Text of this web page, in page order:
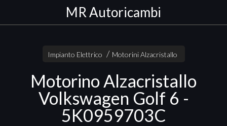
MR Autoricambi
Impianto Elettrico Motorini Alzacristallo
Motorino Alzacristallo
Volkswagen Golf 6 -
5K0959703C